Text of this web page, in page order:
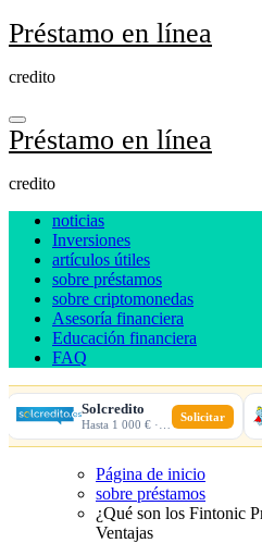
Ir
al
Préstamo en línea
credito
Préstamo en línea
credito
noticias
Inversiones
artículos útiles
sobre préstamos
sobre criptomonedas
Asesoría financiera
Educación financiera
FAQ
Solcredito Solicitar
Página de inicio
sobre préstamos
¿Qué son los Fintonic
Ventajas